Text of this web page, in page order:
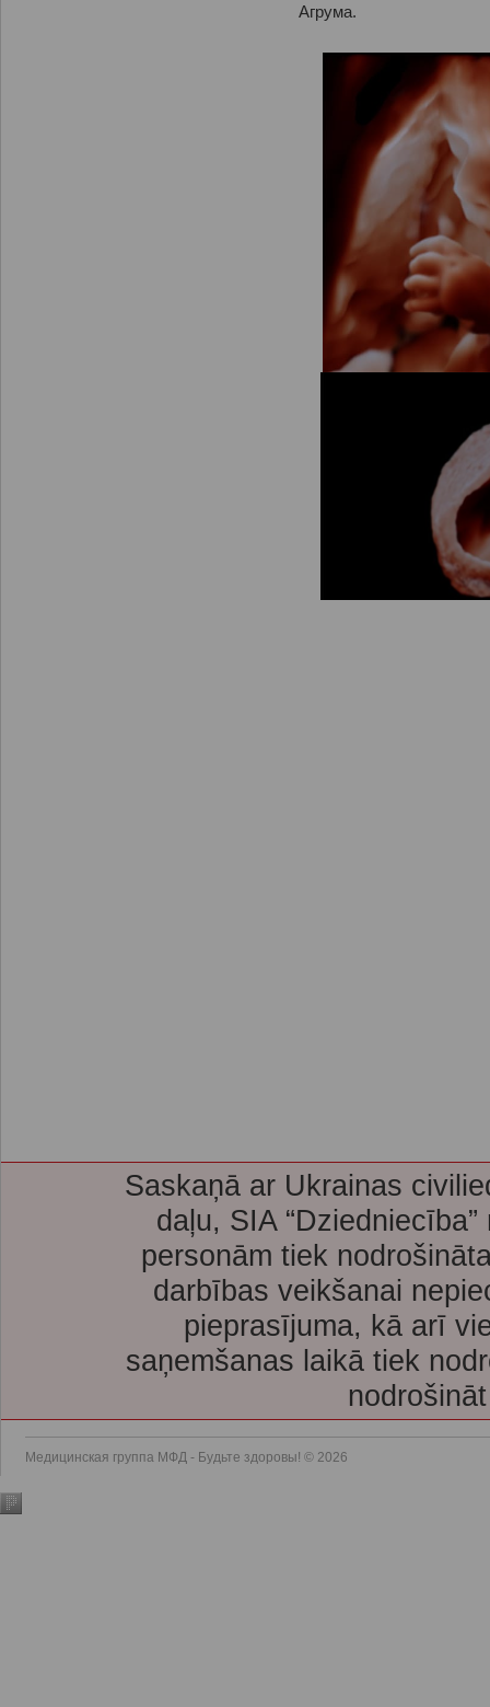
Агрума.
Saskaņā ar Ukrainas
daļu, SIA
personām tiek
darbības veikšanai
pieprasījuma, kā arī
saņemšanas laikā tiek
Медицинская группа МФД - Будьте здоровы! © 2026